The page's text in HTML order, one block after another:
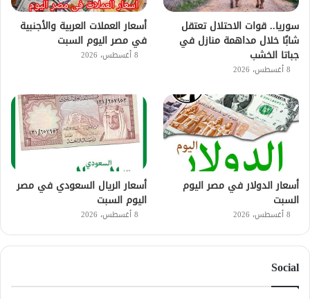
سوريا.. قوات الاحتلال تعتقل
شابًا خلال مداهمة منازل في
جباتا الخشب
8 أغسطس، 2026
أسعار العملات العربية والأجنبية
في مصر اليوم السبت
8 أغسطس، 2026
أسعار الدولار في مصر اليوم
السبت
8 أغسطس، 2026
أسعار الريال السعودي في مصر
اليوم السبت
8 أغسطس، 2026
Social